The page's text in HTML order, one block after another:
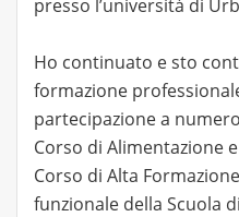
presso l’università di
Ho continuato e sto
formazione
partecipazione a
Corso di Alimentazione
Corso di Alta
funzionale della Scuola